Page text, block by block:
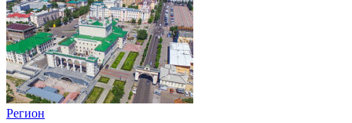
Регион